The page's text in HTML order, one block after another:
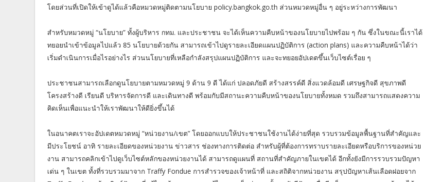
โดยส่วนที่เปิดให้เข้าดูได้แล้วคือหมวดหมู่ติดตามนโยบาย policy.bangkok.go.th ส่วนหมวดหมู่อื่น ๆ อยู่ระหว่างการพัฒนา
สำหรับหมวดหมู่ “นโยบาย” ทั้งผู้บริหาร กทม. และประชาชน จะได้เห็นความคืบหน้าของนโยบายไปพร้อม ๆ กัน ซึ่งในขณะนี้เราได้
ทยอยนำเข้าข้อมูลไปแล้ว 85 นโยบายด้วยกัน สามารถเข้าไปดูรายละเอียดแผนปฏิบัติการ (action plans) และความคืบหน้าได้ว่า
เริ่มดำเนินการเมื่อไรอย่างไร ส่วนนโยบายที่เหลือกำลังสรุปแผนปฏิบัติการ และจะทยอยอัปเดตขึ้นเว็บไซต์เรื่อย ๆ
ประชาชนสามารถเลือกดูนโยบายตามหมวดหมู่ 9 ด้าน 9 ดี ได้แก่ ปลอดภัยดี สร้างสรรค์ดี สิ่งแวดล้อมดี เศรษฐกิจดี สุขภาพดี
โครงสร้างดี เรียนดี บริหารจัดการดี และเดินทางดี พร้อมกับมีสถานะความคืบหน้าของนโยบายทั้งหมด รวมถึงสามารถแสดงความ
คิดเห็นเพื่อแนะนำให้เราพัฒนาให้ดียิ่งขึ้นได้
ในอนาคตเราจะอัปเดตหมวดหมู่ “หน่วยงาน/เขต” โดยออกแบบให้ประชาชนใช้งานได้ง่ายที่สุด รวบรวมข้อมูลพื้นฐานที่สำคัญและ
มีประโยชน์ อาทิ รายละเอียดของหน่วยงาน ข่าวสาร ช่องทางการติดต่อ สำหรับผู้ที่ต้องการทราบรายละเอียดหรือบริการของหน่วย
งาน สามารถคลิกเข้าไปดูเว็บไซต์หลักของหน่วยงานได้ สามารถดูแผนที่ สถานที่สำคัญภายในเขตได้ อีกทั้งยังมีการรวบรวมปัญหา
เด่น ๆ ในเขต ทั้งที่รวบรวมมาจาก Traffy Fondue การสำรวจของเจ้าหน้าที่ และสถิติจากหน่วยงาน สรุปปัญหาเส้นเลือดฝอยจาก